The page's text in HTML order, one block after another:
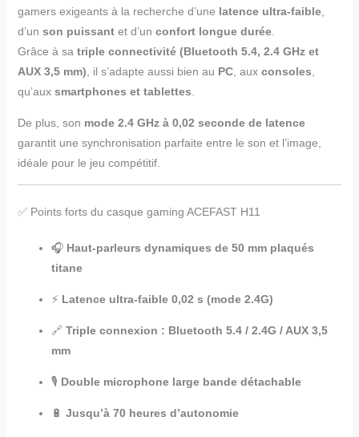
gamers exigeants à la recherche d’une latence ultra-faible,
d’un son puissantet d’un confort longue durée.
Grâce à sa triple connectivité (Bluetooth 5.4, 2.4 GHz et
AUX 3,5 mm) , il s’adapte aussi bien au PC, aux consoles
qu’aux smartphones et tablettes
De plus, son mode 2.4 GHz à 0,02 seconde de latence
garantit une synchronisation parfaite entre le son et l’image,
idéale pour le jeu compétitif.
✅ Points forts du casque gaming ACEFAST H11
🎧 Haut-parleurs dynamiques de 50 mm plaqués
titane
⚡ Latence ultra-faible 0,02 s (mode 2.4G)
🔗 Triple connexion : Bluetooth 5.4 / 2.4G / AUX 3,5
mm
🎙️ Double microphone large bande détachable
🔋 Jusqu’à 70 heures d’autonomie